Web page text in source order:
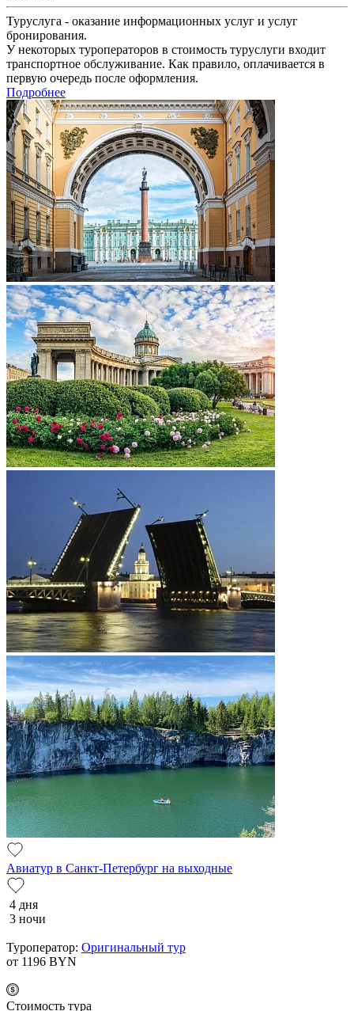
Туруслуга - оказание информационных услуг и услуг
бронирования.
У некоторых туроператоров в стоимость туруслуги входит
транспортное обслуживание. Как правило, оплачивается в
первую очередь после оформления.
Подробнее
Авиатур в Санкт-Петербург на выходные
4 дня
3 ночи
Туроператор: Оригинальный тур
от 1196 BYN
Cтоимость тура